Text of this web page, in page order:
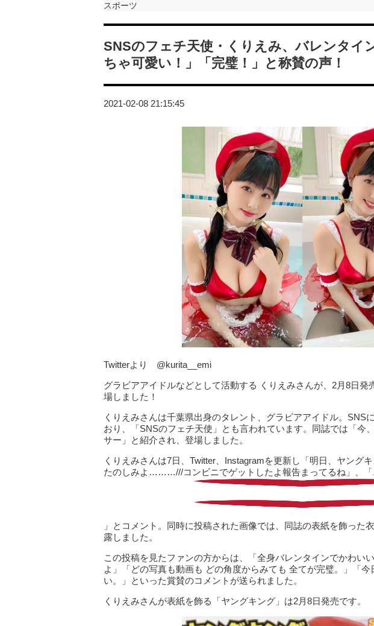
スポーツ
SNSのフェチ天使・くりえみ、バレンタイ
ちゃ可愛い！」「完璧！」と称賛の声！
2021-02-08 21:15:45
Twitterより @kurita__emi
グラビアアイドルなどとして活動する くりえみさんが、2月8日発
場しました！
くりえみさんは千葉県出身のタレント、グラビアアイドル。SNS
おり、「SNSのフェチ天使」とも言われています。同誌では「今
サー」と紹介され、登場しました。
くりえみさんは7日、Twitter、Instagramを更新し「明日、ヤン
たのしみよ………///コンビニでゲットしたよ報告まってるね」、
」とコメント。同時に投稿された画像では、同誌の表紙を飾った
露しました。
この投稿を見たファンの方からは、「全身バレンタインでかわい
よ」「どの写真も動画も どの角度からみても 全てが完璧。」「今
い。」といった賞賛のコメントが送られました。
くりえみさんが表紙を飾る「ヤングキング」は2月8日発売です。